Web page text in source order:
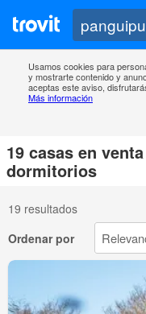
Usamos cookies para
y mostrarte contenido y
aceptas este aviso,
Más información
19 casas en
dormitorios
19 resultados
Ordenar por